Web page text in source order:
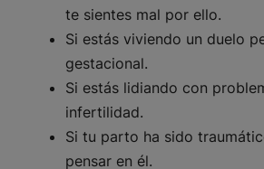
te sientes mal por ello.
Si estás viviendo un duelo
gestacional.
Si estás lidiando con
infertilidad.
Si tu parto ha sido
pensar en él.